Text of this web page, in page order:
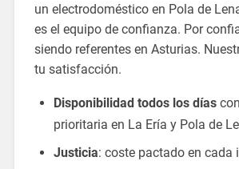
un electrodoméstico en Pola de
es el equipo de confianza. Por
siendo referentes en Asturias.
tu satisfacción.
Disponibilidad todos los días
prioritaria en La Ería y Pola de
Justicia: coste pactado en cada